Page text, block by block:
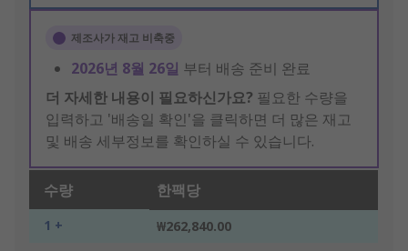
제조사가 재고 비축중
2026년 8월 26일 부터 배송 준비 완료
더 자세한 내용이 필요하신가요? 필요한 수량을
입력하고 '배송일 확인'을 클릭하면 더 많은 재고
및 배송 세부정보를 확인하실 수 있습니다.
수량 한팩당
1 + ₩262,840.00